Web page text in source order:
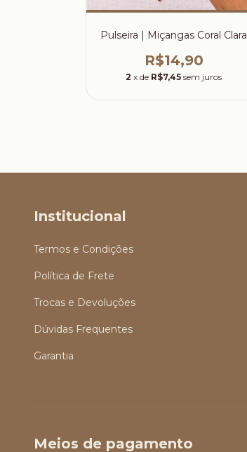
Pulseira | Miçangas Coral Clara
R$14,90
2 x de R$7,45 sem juros
Institucional
Termos e Condições
Política de Frete
Trocas e Devoluções
Dúvidas Frequentes
Garantia
Meios de pagamento